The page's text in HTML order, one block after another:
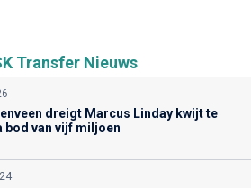
Transfer Nieuws
dreigt Marcus Linday kwijt te
bod van vijf miljoen